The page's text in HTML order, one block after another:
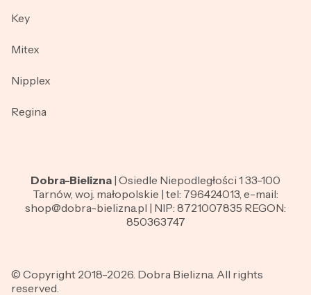
Key
Mitex
Nipplex
Regina
Dobra-Bielizna | Osiedle Niepodległości 1 33-100
Tarnów, woj. małopolskie | tel: 796424013, e-mail:
shop@dobra-bielizna.pl | NIP: 8721007835 REGON:
850363747
© Copyright 2018-2026. Dobra Bielizna. All rights
reserved.